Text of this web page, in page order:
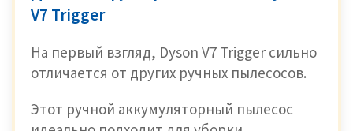
V7 Trigger
На первый взгляд, Dyson V7 Trigger сильно
отличается от других ручных пылесосов.
Этот ручной аккумуляторный пылесос